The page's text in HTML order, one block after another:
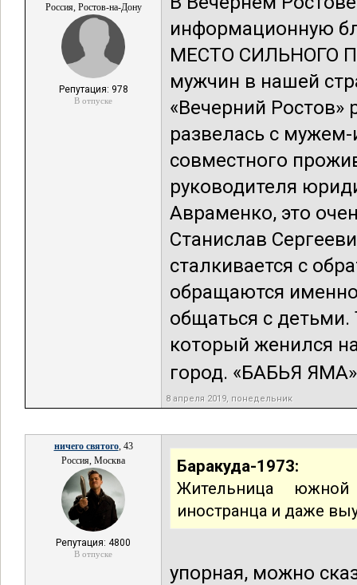
Россия, Ростов-на-Дону
Репутация: 978
В отпуске
информационную
МЕСТО СИЛЬНОГО
мужчин в нашей
«Вечерний Ростов»
развелась с
совместного
руководителя
Авраменко, это
Станислав
сталкивается с
обращаются
общаться с детьми.
который женился
город. «БАБЬЯ
8 апреля 2019, понедельник
ничего святого, 43
Россия, Москва
Репутация: 4800
В отпуске
Баракуда-1973:
Жительница
иностранца и даже
упорная, можно